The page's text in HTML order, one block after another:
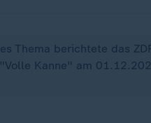
Thema berichtete das
Kanne" am